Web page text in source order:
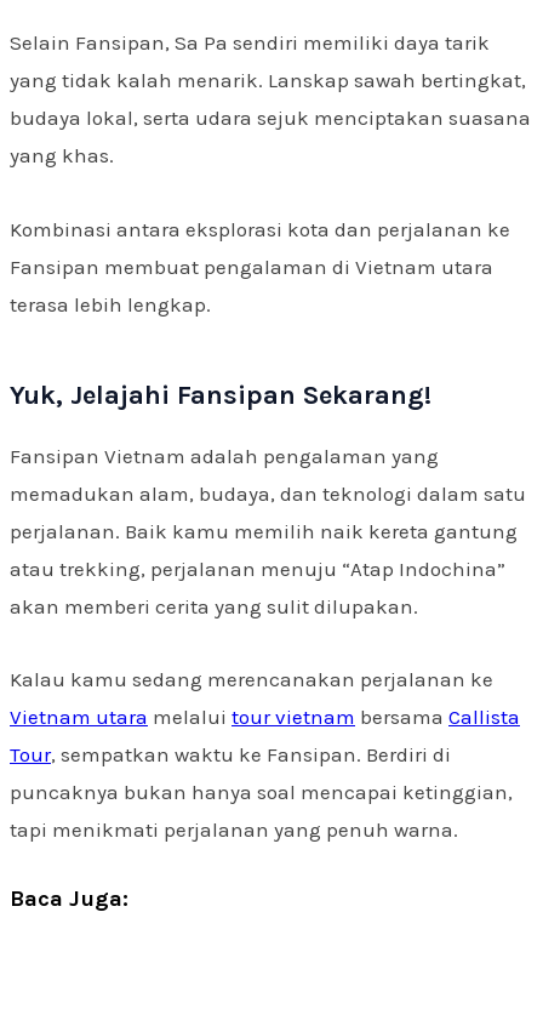
Selain Fansipan, Sa Pa sendiri memiliki daya tarik
yang tidak kalah menarik. Lanskap sawah bertingkat,
budaya lokal, serta udara sejuk menciptakan suasana
yang khas.
Kombinasi antara eksplorasi kota dan perjalanan ke
Fansipan membuat pengalaman di Vietnam utara
terasa lebih lengkap.
Yuk, Jelajahi Fansipan Sekarang!
Fansipan Vietnam adalah pengalaman yang
memadukan alam, budaya, dan teknologi dalam satu
perjalanan. Baik kamu memilih naik kereta gantung
atau trekking, perjalanan menuju “Atap Indochina”
akan memberi cerita yang sulit dilupakan.
Kalau kamu sedang merencanakan perjalanan ke
Vietnam utara melalui tour vietnam bersama Callista
Tour, sempatkan waktu ke Fansipan. Berdiri di
puncaknya bukan hanya soal mencapai ketinggian,
tapi menikmati perjalanan yang penuh warna.
Baca Juga: